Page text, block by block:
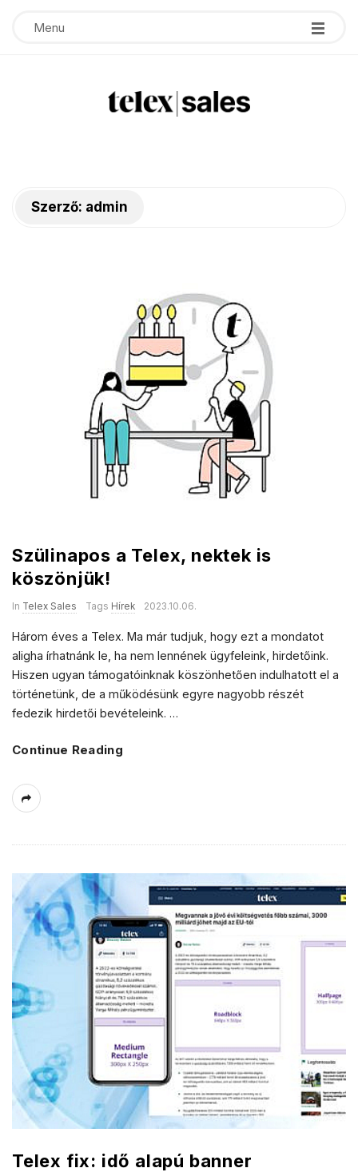
Menu
l
s
a
l
e
s
Szerző: admin
Szülinapos a Telex, nektek is
köszönjük!
In Telex Sales Tags Hírek 2023.10.06.
Három éves a Telex. Ma már tudjuk, hogy ezt a mondatot
aligha írhatnánk le, ha nem lennének ügyfeleink, hirdetőink.
Hiszen ugyan támogatóinknak köszönhetően indulhatott el a
történetünk, de a működésünk egyre nagyobb részét
fedezik hirdetői bevételeink. …
Continue Reading
Telex fix: idő alapú banner